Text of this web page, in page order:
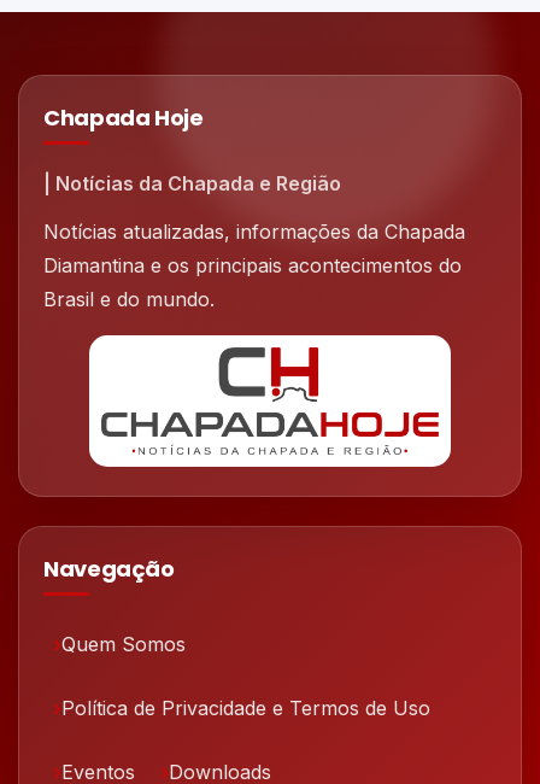
Chapada Hoje
| Notícias da Chapada e Região
Notícias atualizadas, informações da Chapada
Diamantina e os principais acontecimentos do
Brasil e do mundo.
Navegação
Quem Somos
Política de Privacidade e Termos de Uso
Eventos Downloads